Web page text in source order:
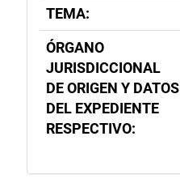
TEMA:
ÓRGANO
JURISDICCIONAL
DE ORIGEN Y DATOS
DEL EXPEDIENTE
RESPECTIVO: